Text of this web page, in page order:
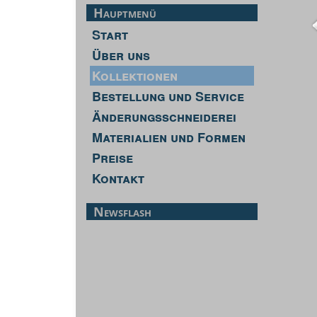
Hauptmenü
Start
Über uns
Kollektionen
Bestellung und Service
Änderungsschneiderei
Materialien und Formen
Preise
Kontakt
Newsflash